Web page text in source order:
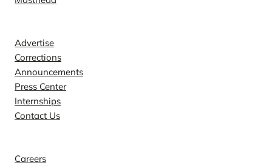
Advertise
Corrections
Announcements
Press Center
Internships
Contact Us
Careers